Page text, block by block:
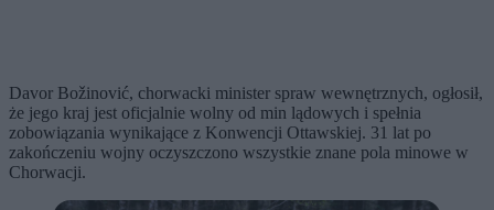
Davor Božinović, chorwacki minister spraw wewnętrznych, ogłosił,
że jego kraj jest oficjalnie wolny od min lądowych i spełnia
zobowiązania wynikające z Konwencji Ottawskiej. 31 lat po
zakończeniu wojny oczyszczono wszystkie znane pola minowe w
Chorwacji.